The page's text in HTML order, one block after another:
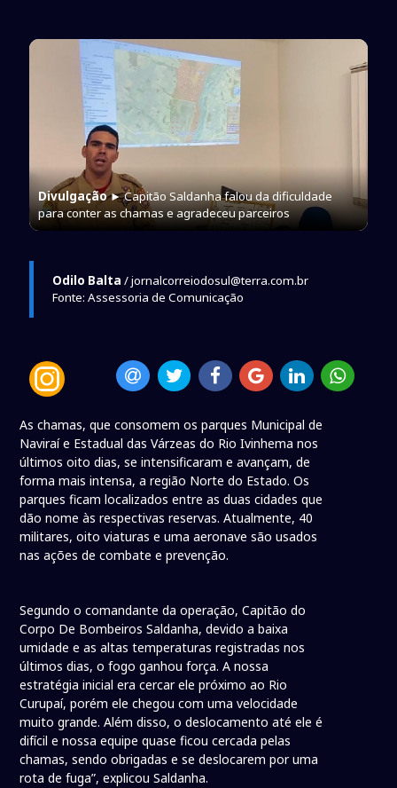
Divulgação► Capitão Saldanha falou da dificuldade
para conter as chamas e agradeceu parceiros
Odilo Balta / jornalcorreiodosul@terra.com.br
Fonte: Assessoria de Comunicação
As chamas, que consomem os parques Municipal de
Naviraí e Estadual das Várzeas do Rio Ivinhema nos
últimos oito dias, se intensificaram e avançam, de
forma mais intensa, a região Norte do Estado. Os
parques ficam localizados entre as duas cidades que
dão nome às respectivas reservas. Atualmente, 40
militares, oito viaturas e uma aeronave são usados
nas ações de combate e prevenção.
Segundo o comandante da operação, Capitão do
Corpo De Bombeiros Saldanha, devido a baixa
umidade e as altas temperaturas registradas nos
últimos dias, o fogo ganhou força. A nossa
estratégia inicial era cercar ele próximo ao Rio
Curupaí, porém ele chegou com uma velocidade
muito grande. Além disso, o deslocamento até ele é
difícil e nossa equipe quase ficou cercada pelas
chamas, sendo obrigadas e se deslocarem por uma
rota de fuga”, explicou Saldanha.